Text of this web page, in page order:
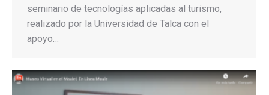
seminario de tecnologías aplicadas al turismo,
realizado por la Universidad de Talca con el
apoyo…